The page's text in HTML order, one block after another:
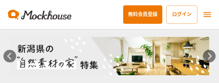
無料会員登録 ログイン